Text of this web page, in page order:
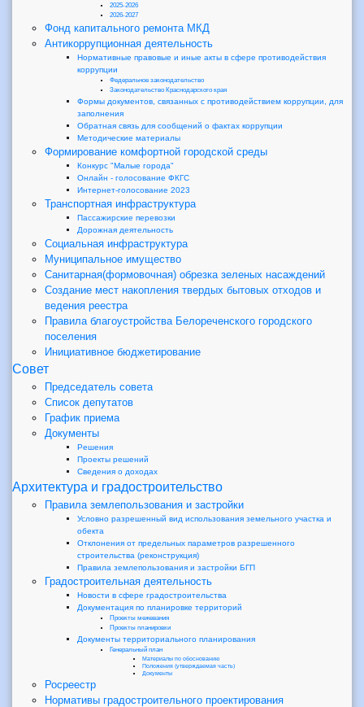
2025-2026
2026-2027
Фонд капитального ремонта МКД
Антикоррупционная деятельность
Нормативные правовые и иные акты в сфере противодействия
коррупции
Федеральное законодательство
Законодательство Краснодарского края
Формы документов, связанных с противодействием коррупции, для
заполнения
Обратная связь для сообщений о фактах коррупции
Методические материалы
Формирование комфортной городской среды
Конкурс "Малые города"
Онлайн - голосование ФКГС
Интернет-голосование 2023
Транспортная инфраструктура
Пассажирские перевозки
Дорожная деятельность
Социальная инфраструктура
Муниципальное имущество
Санитарная(формовочная) обрезка зеленых насаждений
Создание мест накопления твердых бытовых отходов и
ведения реестра
Правила благоустройства Белореченского городского
поселения
Инициативное бюджетирование
Совет
Председатель совета
Список депутатов
График приема
Документы
Решения
Проекты решений
Сведения о доходах
Архитектура и градостроительство
Правила землепользования и застройки
Условно разрешенный вид использования земельного участка и
обекта
Отклонения от предельных параметров разрешенного
строительства (реконструкция)
Правила землепользования и застройки БГП
Градостроительная деятельность
Новости в сфере градостроительства
Документация по планировке территорий
Проекты межевания
Проекты планировки
Документы территориального планирования
Генеральный план
Материалы по обоснованию
Положения (утверждаемая часть)
Документы
Росреестр
Нормативы градостроительного проектирования